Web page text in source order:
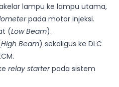
lampu ke lampu utama,
pada motor injeksi.
(Low Beam).
High Beam) sekaligus ke DLC
relay starterpada sistem